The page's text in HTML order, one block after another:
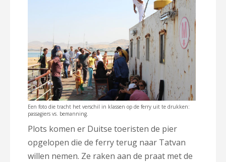
Een foto die tracht het verschil in klassen op de ferry uit te drukken:
passagiers vs. bemanning.
Plots komen er Duitse toeristen de pier
opgelopen die de ferry terug naar Tatvan
willen nemen. Ze raken aan de praat met de